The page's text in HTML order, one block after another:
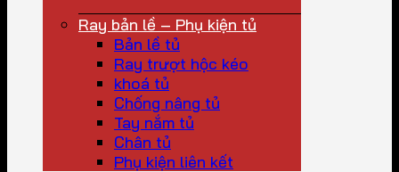
Ray bản lề – Phụ kiện tủ
Bản lề tủ
Ray trượt hộc kéo
khoá tủ
Chống nâng tủ
Tay nắm tủ
Chân tủ
Phụ kiện liên kết